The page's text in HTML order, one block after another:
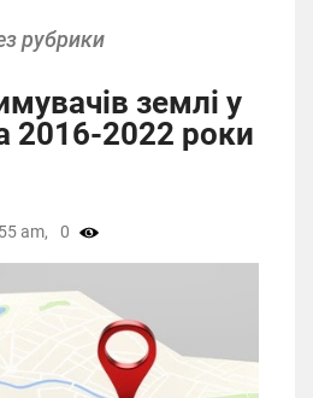
рубрики
землі у
2016-2022 роки
am, 0